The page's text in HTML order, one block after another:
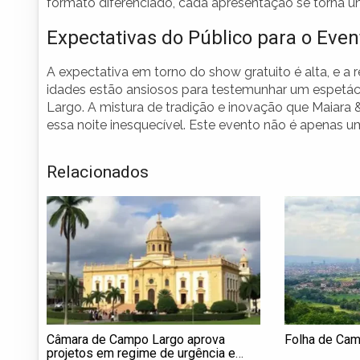
formato diferenciado, cada apresentação se torna
Expectativas do Público para o
A expectativa em torno do show gratuito é alta, e a
idades estão ansiosos para testemunhar um
Largo. A mistura de tradição e inovação que
essa noite inesquecível. Este evento não é apenas
Relacionados
Câmara de Campo Largo aprova
projetos em regime de urgência e
Folha de